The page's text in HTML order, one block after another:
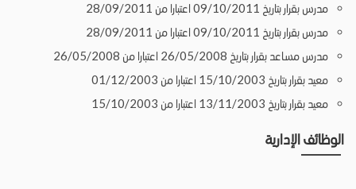
مدرس بقرار بتاريخ 09/10/2011 اعتبارا من 28/09/2011
مدرس بقرار بتاريخ 09/10/2011 اعتبارا من 28/09/2011
مدرس مساعد بقرار بتاريخ 26/05/2008 اعتبارا من 26/05/2008
معيد بقرار بتاريخ 15/10/2003 اعتبارا من 01/12/2003
معيد بقرار بتاريخ 13/11/2003 اعتبارا من 15/10/2003
الوظائف الإدارية